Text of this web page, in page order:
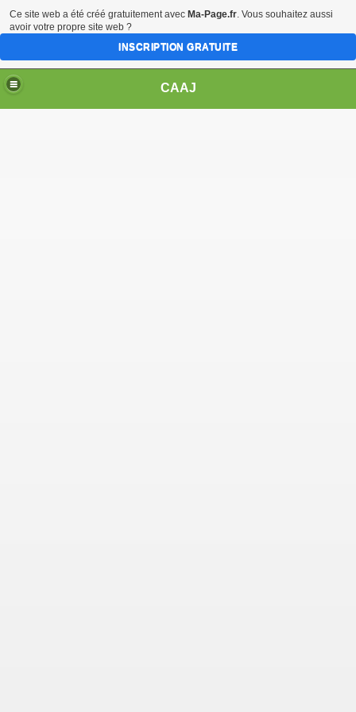
CAAJ
Ce site web a été créé gratuitement avec Ma-Page.fr. Vous souhaitez aussi
avoir votre propre site web ?
INSCRIPTION GRATUITE